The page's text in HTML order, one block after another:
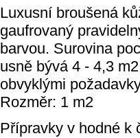
Luxusní broušená
gaufrovaný
barvou. Surovina
usně bývá 4 - 4,3
obvyklými
Rozměr: 1 m2
Přípravky v hodné k